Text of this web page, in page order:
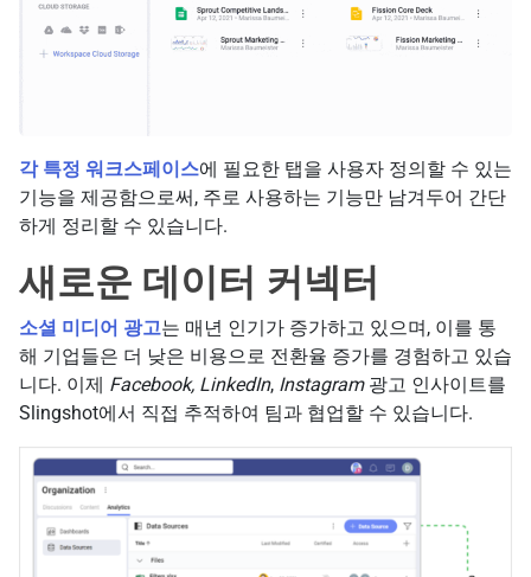
각 특정 워크스페이스에 필요한 탭을 사용자 정의할 수 있는
기능을 제공함으로써, 주로 사용하는 기능만 남겨두어 간단
하게 정리할 수 있습니다.
새로운 데이터 커넥터
소셜 미디어 광고는 매년 인기가 증가하고 있으며, 이를 통
해 기업들은 더 낮은 비용으로 전환율 증가를 경험하고 있습
니다. 이제 Facebook, LinkedIn, Instagram광고 인사이트를
Slingshot에서 직접 추적하여 팀과 협업할 수 있습니다.